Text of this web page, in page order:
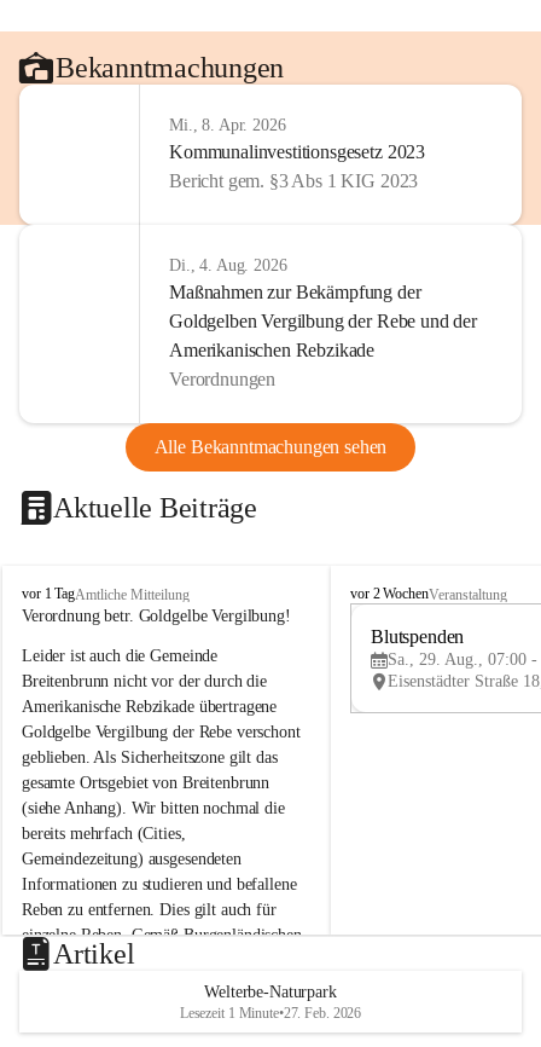
Bekanntmachungen
Mi., 8. Apr. 2026
Kommunalinvestitionsgesetz 2023
Bericht gem. §3 Abs 1 KIG 2023
Di., 4. Aug. 2026
Maßnahmen zur Bekämpfung der
Goldgelben Vergilbung der Rebe und der
Amerikanischen Rebzikade
Verordnungen
Alle Bekanntmachungen sehen
Aktuelle Beiträge
B
r
i
t
e
n
b
r
u
n
n
a
m
N
e
u
s
d
vor 1 TagAmtliche Mitteilung
Verordnung betr. Goldgelbe Vergilbung!
Leider ist auch die Gemeinde
Breitenbrunn nicht vor der durch die
Amerikanische Rebzikade übertragene
Goldgelbe Vergilbung der Rebe verschont
geblieben. Als Sicherheitszone gilt das
gesamte Ortsgebiet von Breitenbrunn
(siehe Anhang). Wir bitten nochmal die
bereits mehrfach (Cities,
Gemeindezeitung) ausgesendeten
Informationen zu studieren und befallene
Reben zu entfernen. Dies gilt auch für
einzelne Reben. Gemäß Burgenländischen
Weinbaugesetz sind nicht gepflegte oder
unzulässige Weingärten zu roden! Bitte
helfen wir zusammen um unsere Winzer
vor den prognostizierten Ernteausfällen
B
e
u
e
d
vor 2 WochenVeranstaltung
Blutspenden
Sa., 29. Aug., 07:00 -
Artikel
Welterbe-Naturpark
Lesezeit 1 Minute•27. Feb. 2026